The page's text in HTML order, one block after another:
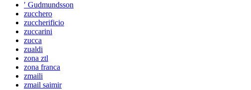
′ Gudmundsson
zucchero
zuccherificio
zuccarini
zucca
zualdi
zona ztl
zona franca
zmaili
zmail saimir